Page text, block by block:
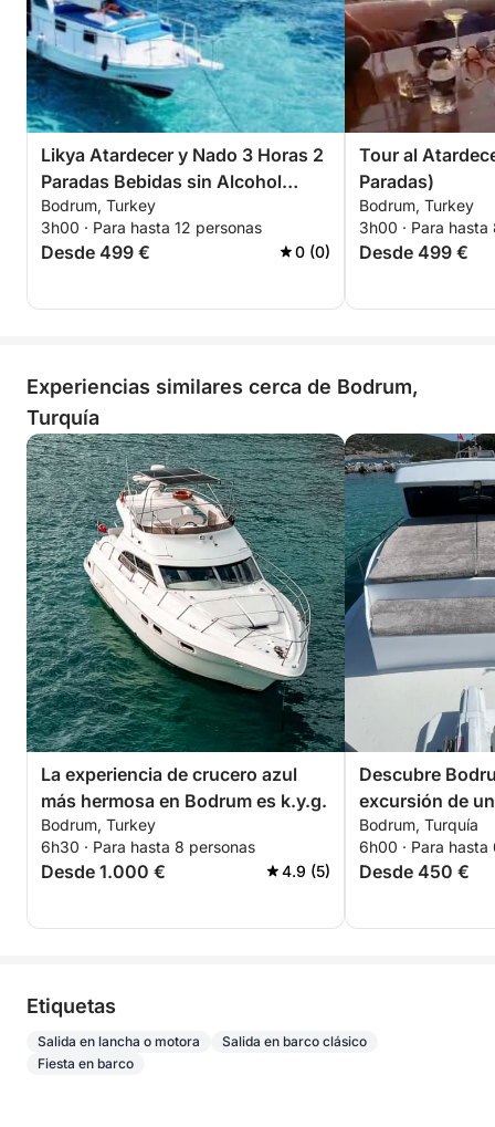
sus sentidos y crear recuerdos imborrables. Tras
seis horas de exploración y disfrute, regresaremos a
nuestro punto de partida a las 17:00, dejándole con
recuerdos inolvidables de su aventura en "Goulet
Likya".
Likya Atardecer y Nado 3 Horas 2
Paradas Bebidas sin Alcohol
Incluidas
Bodrum, Turkey
3h00 · Para hasta 12 personas
Desde 499 € 0 (0)
Tour al
Paradas)
Bodrum, Turkey
3h00 · Para
Desde 499 €
Experiencias similares cerca de Bodrum,
Turquía
La experiencia de crucero azul
más hermosa en Bodrum es k.y.g.
Bodrum, Turkey
6h30 · Para hasta 8 personas
Desde 1.000 € 4.9 (5)
Descubre
excursión de
lancha motora.
Bodrum, Turquía
6h00 · Para hasta
Desde 450 €
Etiquetas
Salida en lancha o motora
Salida en barco clásico
Fiesta en barco